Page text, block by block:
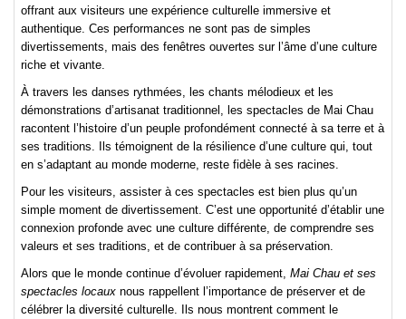
offrant aux visiteurs une expérience culturelle immersive et
authentique. Ces performances ne sont pas de simples
divertissements, mais des fenêtres ouvertes sur l’âme d’une culture
riche et vivante.
À travers les danses rythmées, les chants mélodieux et les
démonstrations d’artisanat traditionnel, les spectacles de Mai Chau
racontent l’histoire d’un peuple profondément connecté à sa terre et à
ses traditions. Ils témoignent de la résilience d’une culture qui, tout
en s’adaptant au monde moderne, reste fidèle à ses racines.
Pour les visiteurs, assister à ces spectacles est bien plus qu’un
simple moment de divertissement. C’est une opportunité d’établir une
connexion profonde avec une culture différente, de comprendre ses
valeurs et ses traditions, et de contribuer à sa préservation.
Alors que le monde continue d’évoluer rapidement, Mai Chau et ses
spectacles locaux nous rappellent l’importance de préserver et de
célébrer la diversité culturelle. Ils nous montrent comment le